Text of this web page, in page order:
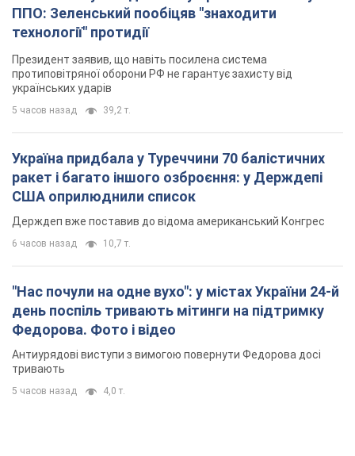
Держдеп вже поставив до відома американський Конгрес
6 часов назад 10,7 т.
"Нас почули на одне вухо": у містах України 24-й
день поспіль тривають мітинги на підтримку
Антиурядові виступи з вимогою повернути Федорова досі
тривають
5 часов назад 4,0 т.